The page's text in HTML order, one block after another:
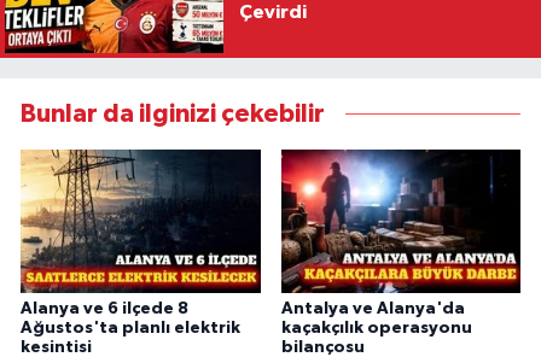
Çevirdi
Bunlar da ilginizi çekebilir
Alanya ve 6 ilçede 8
Ağustos'ta planlı elektrik
kesintisi
Antalya ve Alanya'da
kaçakçılık operasyonu
bilançosu